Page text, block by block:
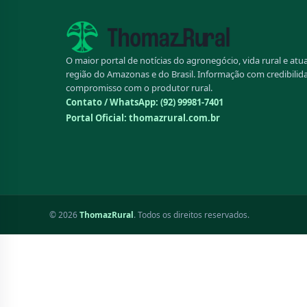
O maior portal de notícias do agronegócio, vida rural e
região do Amazonas e do Brasil. Informação com
compromisso com o produtor rural.
Contato / WhatsApp: (92) 99981-7401
Portal Oficial: thomazrural.com.br
© 2026ThomazRural. Todos os direitos reservados.